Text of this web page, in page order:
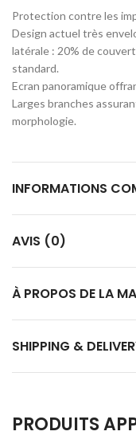
Protection contre les
Design actuel très
latérale : 20% de
standard.
Ecran panoramique
Larges branches
morphologie.
INFORMATIONS
AVIS (0)
À PROPOS DE LA
SHIPPING &
PRODUITS